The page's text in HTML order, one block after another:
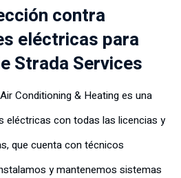
contra
eléctricas para
Strada Services
Conditioning & Heating es una
eléctricas con todas las licencias y
que cuenta con técnicos
y mantenemos sistemas